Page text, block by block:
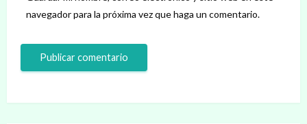
navegador para la próxima vez que haga un comentario.